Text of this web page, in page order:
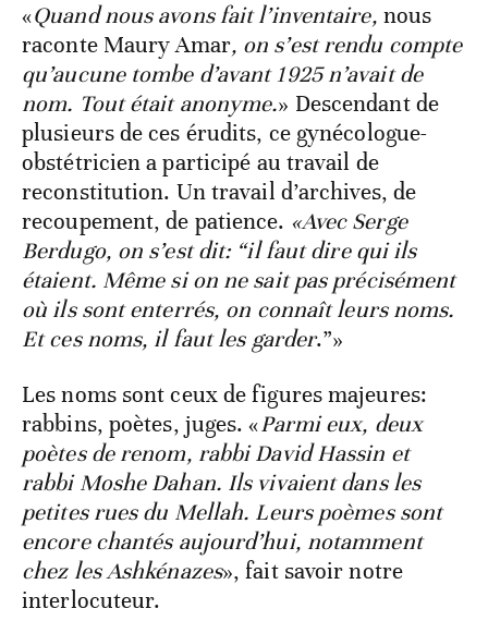
«Quand nous avons fait l’inventaire, nous
raconte Maury Amar, on s’est rendu compte
qu’aucune tombe d’avant 1925 n’avait de
nom. Tout était anonyme.» Descendant de
plusieurs de ces érudits, ce gynécologue-
obstétricien a participé au travail de
reconstitution. Un travail d’archives, de
recoupement, de patience. «Avec Serge
Berdugo, on s’est dit: “il faut dire qui ils
étaient. Même si on ne sait pas précisément
où ils sont enterrés, on connaît leurs noms.
Et ces noms, il faut les garder.”»
Les noms sont ceux de figures majeures:
rabbins, poètes, juges. «Parmi eux, deux
poètes de renom, rabbi David Hassin et
rabbi Moshe Dahan. Ils vivaient dans les
petites rues du Mellah. Leurs poèmes sont
encore chantés aujourd’hui, notamment
chez les Ashkénazes», fait savoir notre
interlocuteur.